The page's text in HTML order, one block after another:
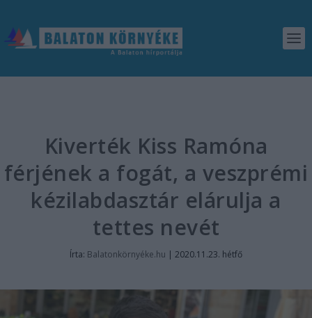
Kiverték Kiss Ramóna
férjének a fogát, a veszprémi
kézilabdasztár elárulja a
tettes nevét
Írta: Balatonkörnyéke.hu | 2020.11.23. hétfő